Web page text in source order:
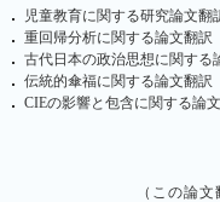
児童教育に関する研究論文翻
重回帰分析に関する論文翻訳
古代日本の政治思想に関する
伝統的傘福に関する論文翻訳
CIEの影響と包含に関する論
（この論